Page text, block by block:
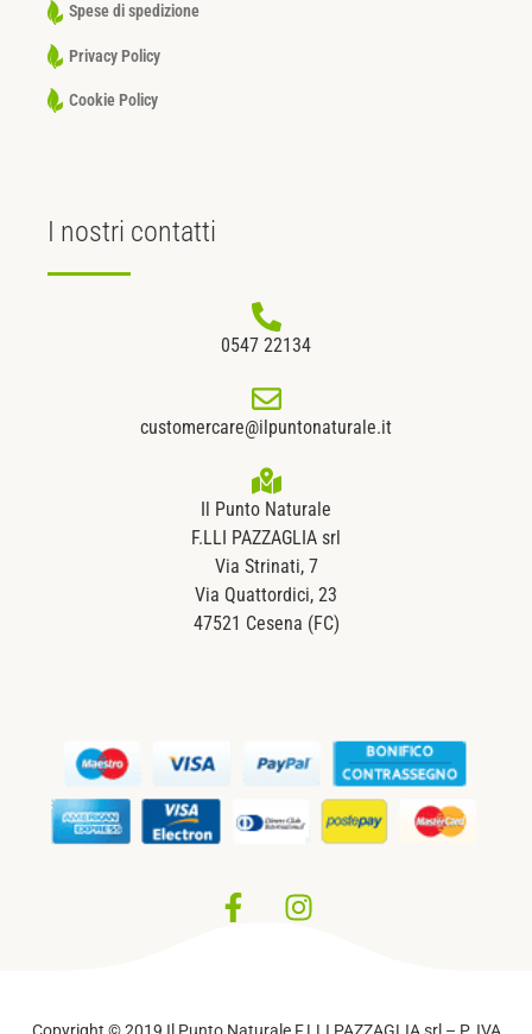
Spese di spedizione
Privacy Policy
Cookie Policy
I nostri contatti
0547 22134
customercare@ilpuntonaturale.it
Il Punto Naturale
F.LLI PAZZAGLIA srl
Via Strinati, 7
Via Quattordici, 23
47521 Cesena (FC)